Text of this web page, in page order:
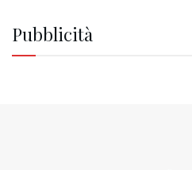
Pubblicità